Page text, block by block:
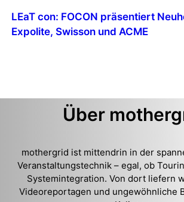
LEaT con: FOCON präsentiert
Expolite, Swisson und ACME
Über
mothergrid ist mittendrin in der
Veranstaltungstechnik – egal, ob
Systemintegration. Von dort liefern
Videoreportagen und ungewöhnliche